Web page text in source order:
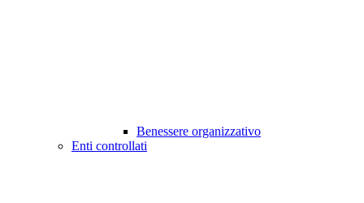
Benessere organizzativo
Enti controllati